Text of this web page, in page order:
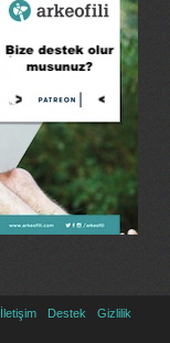
İletişim Destek Gizlilik